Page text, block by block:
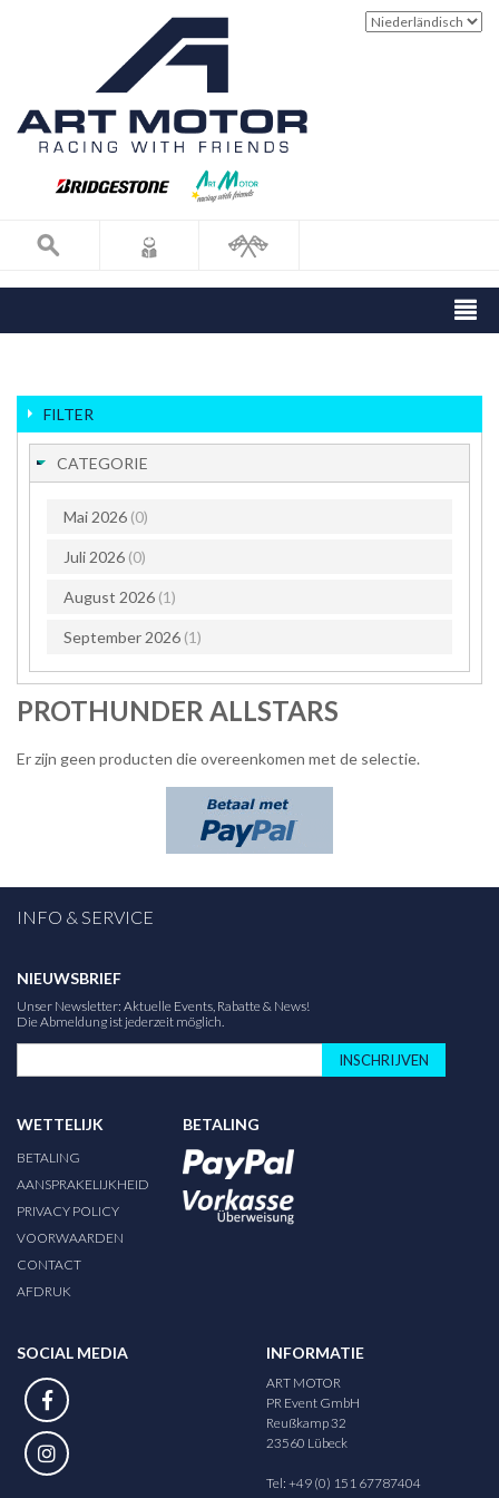
FILTER
CATEGORIE
Mai 2026 (0)
Juli 2026 (0)
August 2026 (1)
September 2026 (1)
PROTHUNDER ALLSTARS
Er zijn geen producten die overeenkomen met de selectie.
INFO & SERVICE
NIEUWSBRIEF
Unser Newsletter: Aktuelle Events, Rabatte & News!
Die Abmeldung ist jederzeit möglich.
INSCHRIJVEN
WETTELIJK
BETALING
AANSPRAKELIJKHEID
PRIVACY POLICY
VOORWAARDEN
CONTACT
AFDRUK
BETALING
SOCIAL MEDIA INFORMATIE
ART MOTOR
PR Event GmbH
Reußkamp 32
23560 Lübeck
Tel: +49 (0) 151 67787404